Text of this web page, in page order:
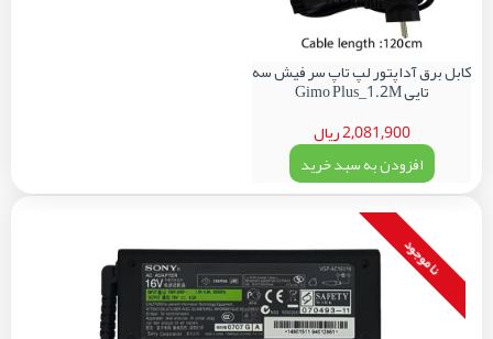
کابل برق آداپتور لپ تاپ سر فیش سه
تایی Gimo Plus_1.2M
2,081,900 ریال
افزودن به سبد خرید
نا موجود